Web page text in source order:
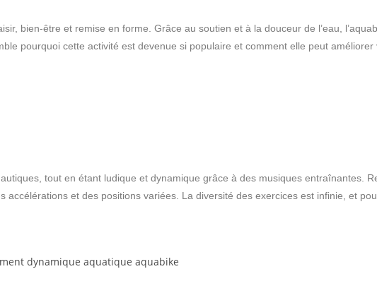
bien-être et remise en forme. Grâce au soutien et à la douceur de l’eau,
pourquoi cette activité est devenue si populaire et comment elle peut améliorer
tout en étant ludique et dynamique grâce à des musiques entraînantes.
et des positions variées. La diversité des exercices est infinie, et